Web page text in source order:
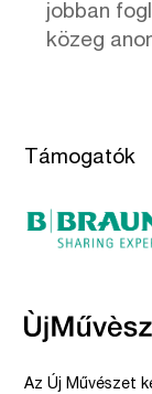
jobban
közeg
Támogatók
Az Új Művészet